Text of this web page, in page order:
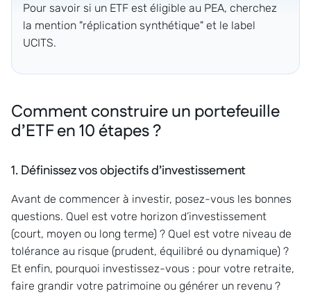
Pour savoir si un ETF est éligible au PEA, cherchez
la mention "réplication synthétique" et le label
UCITS.
Comment construire un portefeuille
d’ETF en 10 étapes ?
1. Définissez vos objectifs d’investissement
Avant de commencer à investir, posez-vous les bonnes
questions. Quel est votre horizon d’investissement
(court, moyen ou long terme) ? Quel est votre niveau de
tolérance au risque (prudent, équilibré ou dynamique) ?
Et enfin, pourquoi investissez-vous : pour votre retraite,
faire grandir votre patrimoine ou générer un revenu ?